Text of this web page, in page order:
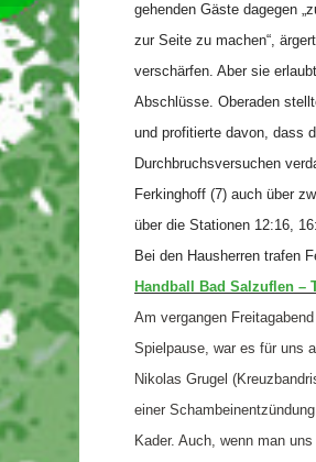
gehenden Gäste dagegen
zur Seite zu machen“,
verschärfen. Aber sie
Abschlüsse. Oberaden
und profitierte davon, dass
Durchbruchsversuchen
Ferkinghoff (7) auch über
über die Stationen 12:16,
Bei den Hausherren trafen
Handball Bad Salzuflen –
Am vergangen
Spielpause, war es für uns
Nikolas Grugel
einer
Kader. Auch, wenn man